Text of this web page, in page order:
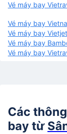
Vé máy bay
Vé máy bay
Vé máy bay
Vé máy bay
Vé máy bay
Các
bay từ